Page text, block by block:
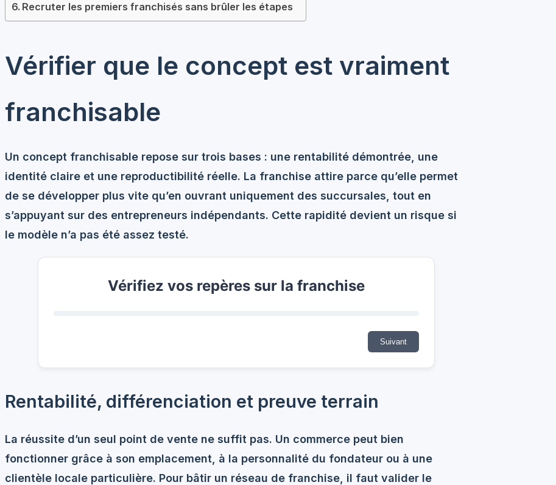
Recruter les premiers franchisés sans brûler les étapes
Vérifier que le concept est vraiment
franchisable
Un concept franchisable repose sur trois bases : une rentabilité démontrée , une
identité claire et une reproductibilité réelle. La franchise attire parce qu’elle permet
de se développer plus vite qu’en ouvrant uniquement des succursales, tout en
s’appuyant sur des entrepreneurs indépendants. Cette rapidité devient un risque si
le modèle n’a pas été assez testé.
Vérifiez vos repères sur la franchise
Suivant
Rentabilité, différenciation et preuve terrain
La réussite d’un seul point de vente ne suffit pas. Un commerce peut bien
fonctionner grâce à son emplacement, à la personnalité du fondateur ou à une
clientèle locale particulière. Pour bâtir un réseau de franchise, il faut valider le